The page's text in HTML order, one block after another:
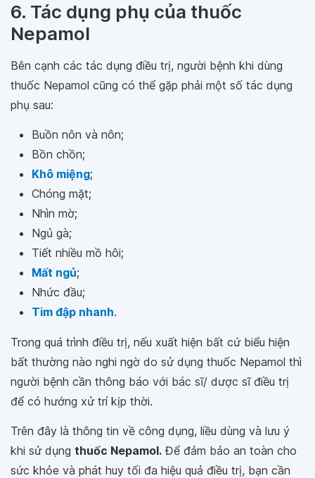
6. Tác dụng phụ của thuốc
Nepamol
Bên cạnh các tác dụng điều trị, người bệnh khi dùng
thuốc Nepamol cũng có thể gặp phải một số tác dụng
phụ sau:
Buồn nôn và nôn;
Bồn chồn;
Khô miệng;
Chóng mặt;
Nhìn mờ;
Ngủ gà;
Tiết nhiều mồ hôi;
Mất ngủ;
Nhức đầu;
Tim đập nhanh.
Trong quá trình điều trị, nếu xuất hiện bất cứ biểu hiện
bất thường nào nghi ngờ do sử dụng thuốc Nepamol thì
người bệnh cần thông báo với bác sĩ/ dược sĩ điều trị
để có hướng xử trí kịp thời.
Trên đây là thông tin về công dụng, liều dùng và lưu ý
khi sử dụng thuốc Nepamol. Để đảm bảo an toàn cho
sức khỏe và phát huy tối đa hiệu quả điều trị, bạn cần